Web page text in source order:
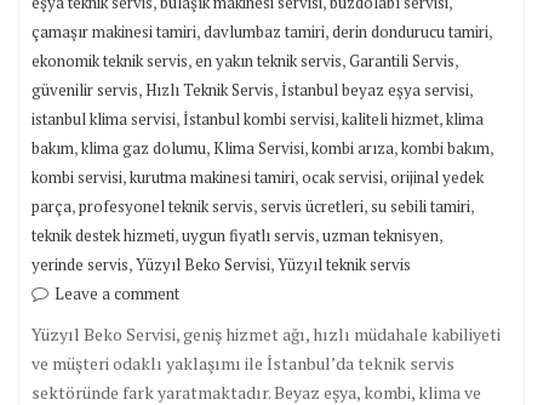
çamaşır makinesi tamiri,davlumbaz tamiri,derin dondurucu tamiri,
ekonomik teknik servis,en yakın teknik servis,Garantili Servis,
güvenilir servis,Hızlı Teknik Servis,İstanbul beyaz eşya servisi,
istanbul klima servisi,İstanbul kombi servisi,kaliteli hizmet,klima
bakım,klima gaz dolumu,Klima Servisi,kombi arıza,kombi bakım,
kombi servisi,kurutma makinesi tamiri,ocak servisi,orijinal yedek
parça,profesyonel teknik servis,servis ücretleri,su sebili tamiri,
teknik destek hizmeti,uygun fiyatlı servis,uzman teknisyen,
yerinde servis,Yüzyıl Beko Servisi,Yüzyıl teknik servis
Leave a comment
Yüzyıl Beko Servisi, geniş hizmet ağı, hızlı müdahale kabiliyeti
ve müşteri odaklı yaklaşımı ile İstanbul’da teknik servis
sektöründe fark yaratmaktadır. Beyaz eşya, kombi, klima ve